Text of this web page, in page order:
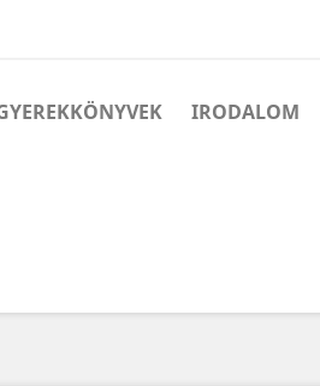
IRODALOM